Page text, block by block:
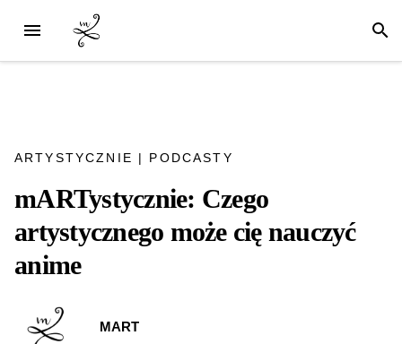
ARTYSTYCZNIE | PODCASTY
mARTystycznie: Czego
artystycznego może cię nauczyć
anime
MART